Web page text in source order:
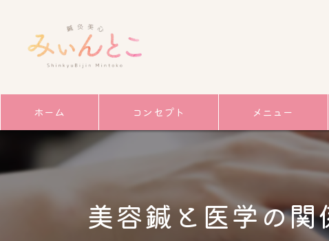
ホーム コンセプト メニュー
美容鍼と医学の